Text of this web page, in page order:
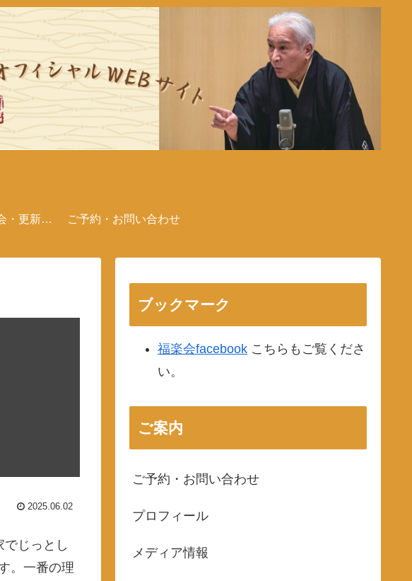
・更新案 ご予約・お問い合わせ
2025.06.02
じっとし
。一番の理
ブックマーク
福楽会facebook こちらもご覧くださ
い。
ご案内
ご予約・お問い合わせ
プロフィール
メディア情報